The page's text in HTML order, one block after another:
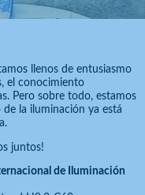
llenos de entusiasmo
el conocimiento
Pero sobre todo, estamos
la iluminación ya está
juntos!
de Iluminación